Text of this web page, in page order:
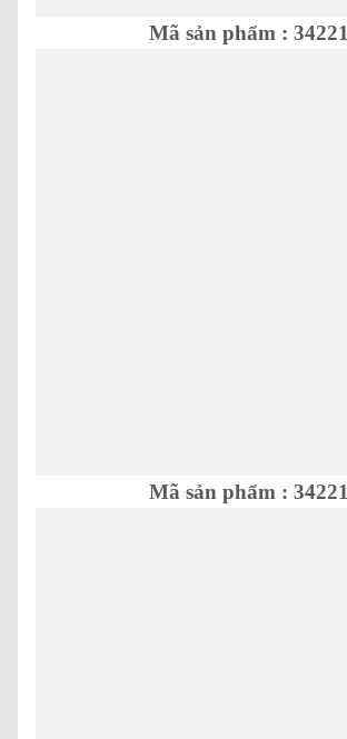
Mã sản phẩm : 34221
Mã sản phẩm : 34221